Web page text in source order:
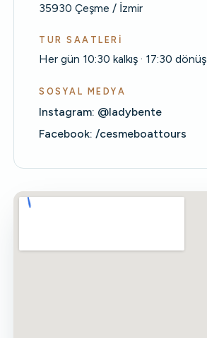
35930 Çeşme / İzmir
TUR SAATLERI
Her gün 10:30 kalkış · 17:30 dönüş
SOSYAL MEDYA
Instagram: @ladybente
Facebook: /cesmeboattours